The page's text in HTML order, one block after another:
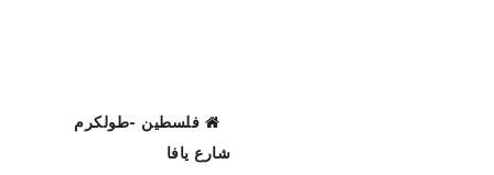
فلسطين -طولكرم
شارع يافا